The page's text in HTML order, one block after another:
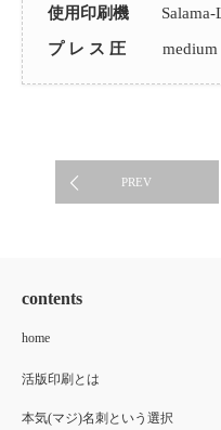
使用印刷機 Salama-
プ レ ス 圧 medium
PREV
制作事例
contents
home
活版印刷とは
本気(マジ)名刺という選択